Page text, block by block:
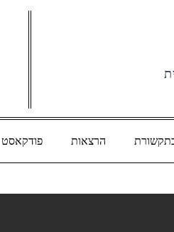
הרצאות פודקאסט